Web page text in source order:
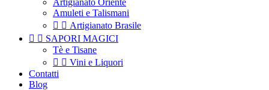
Artigianato Oriente
Amuleti e Talismani
  Artigianato Brasile
  SAPORI MAGICI
Tè e Tisane
  Vini e Liquori
Contatti
Blog